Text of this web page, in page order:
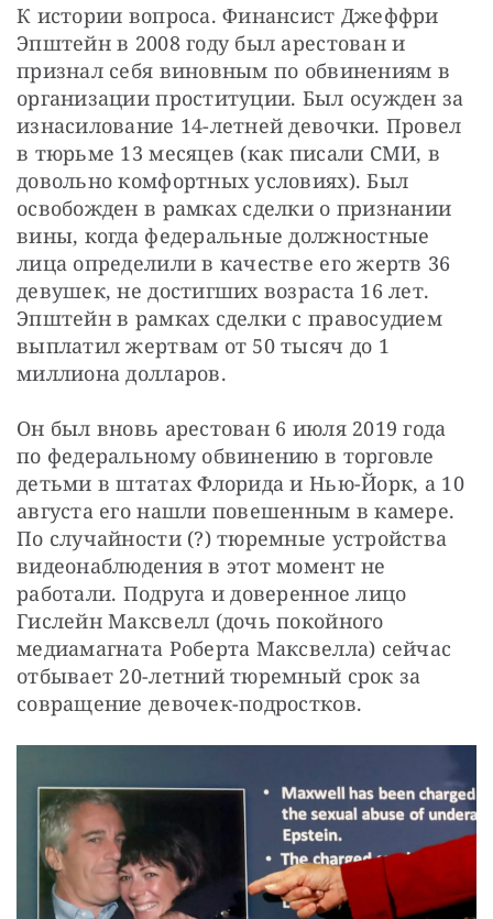
К истории вопроса. Финансист Джеффри
Эпштейн в 2008 году был арестован и
признал себя виновным по обвинениям в
организации проституции. Был осужден за
изнасилование 14-летней девочки. Провел
в тюрьме 13 месяцев (как писали СМИ, в
довольно комфортных условиях). Был
освобожден в рамках сделки о признании
вины, когда федеральные должностные
лица определили в качестве его жертв 36
девушек, не достигших возраста 16 лет.
Эпштейн в рамках сделки с правосудием
выплатил жертвам от 50 тысяч до 1
миллиона долларов.
Он был вновь арестован 6 июля 2019 года
по федеральному обвинению в торговле
детьми в штатах Флорида и Нью-Йорк, а 10
августа его нашли повешенным в камере.
По случайности (?) тюремные устройства
видеонаблюдения в этот момент не
работали. Подруга и доверенное лицо
Гислейн Максвелл (дочь покойного
медиамагната Роберта Максвелла) сейчас
отбывает 20-летний тюремный срок за
совращение девочек-подростков.